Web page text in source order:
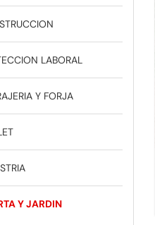
LABORAL
Y FORJA
Y JARDIN